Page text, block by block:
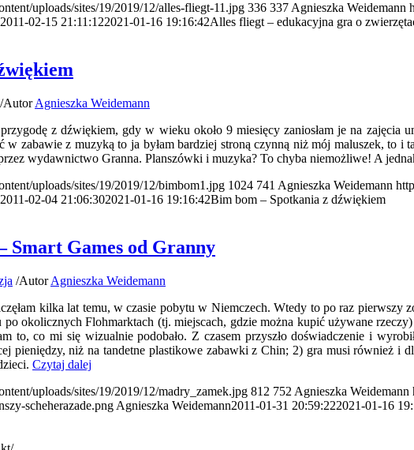
uploads/sites/19/2019/12/alles-fliegt-11.jpg 336 337 Agnieszka Weidemann
2011-02-15 21:11:122021-01-16 19:16:42Alles fliegt – edukacyjna gra o
/AutorAgnieszka Weidemann
z dźwiękiem, gdy w wieku około 9 miesięcy zaniosłam je na zajęcia
w zabawie z muzyką to ja byłam bardziej stroną czynną niż mój maluszek, to
wydawnictwo Granna. Planszówki i muzyka? To chyba niemożliwe! A
uploads/sites/19/2019/12/bimbom1.jpg 1024 741 Agnieszka Weidemann
2011-02-04 21:06:302021-01-16 19:16:42Bim bom – Spotkania z dźwiękiem
Smart Games od Granny
/AutorAgnieszka Weidemann
kilka lat temu, w czasie pobytu w Niemczech. Wtedy to po raz pierwszy
okolicznych Flohmarktach (tj. miejscach, gdzie można kupić używane
to, co mi się wizualnie podobało. Z czasem przyszło doświadczenie i
pieniędzy, niż na tandetne plastikowe zabawki z Chin; 2) gra musi również i
Czytaj dalej
uploads/sites/19/2019/12/madry_zamek.jpg 812 752 Agnieszka Weidemann
scheherazade.png Agnieszka Weidemann2011-01-31 20:59:222021-01-16